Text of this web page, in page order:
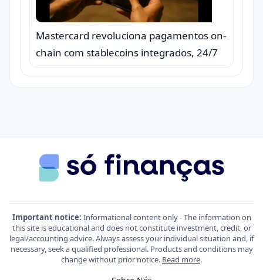
Mastercard revoluciona pagamentos on-
chain com stablecoins integrados, 24/7
Important notice: Informational content only - The information on
this site is educational and does not constitute investment, credit, or
legal/accounting advice. Always assess your individual situation and, if
necessary, seek a qualified professional. Products and conditions may
change without prior notice. Read more.